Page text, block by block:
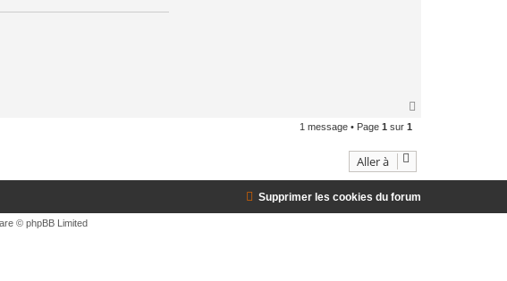
1 message • Page 1 sur 1
Aller à
Supprimer les cookies du forum
© phpBB Limited